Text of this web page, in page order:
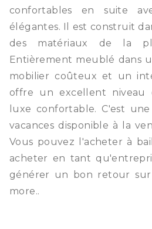
confortables en suite
élégantes. Il est construit
des matériaux de la
Entièrement meublé dans
mobilier coûteux et un
offre un excellent niveau
luxe confortable. C'est
vacances disponible à la
Vous pouvez l'acheter à
acheter en tant
générer un bon retour sur
more..